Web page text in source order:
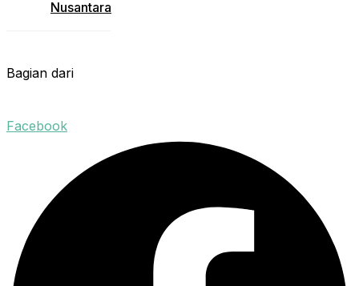
Nusantara
Bagian dari
Facebook